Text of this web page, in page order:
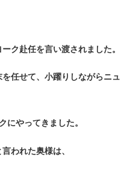
ク赴任を言い渡されました。
任せて、小躍りしながらニュ
にやってきました。
われた奥様は、